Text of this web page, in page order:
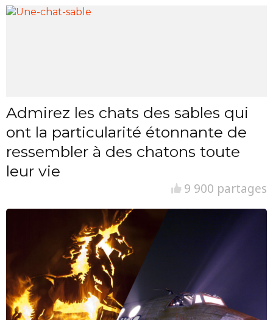
Admirez les chats des sables qui
ont la particularité étonnante de
ressembler à des chatons toute
leur vie
9 900 partages